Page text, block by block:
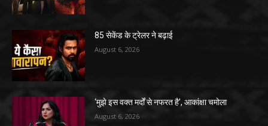
85 सेकेंड के ट्रेलर ने बढ़ाई
August 6, 2026
‘मुझे इस वक्त मर्दों से नफरत है’, आकांक्षा चमोला
August 6, 2026